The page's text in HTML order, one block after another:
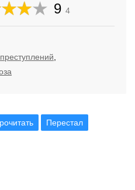
9 4
Перестал